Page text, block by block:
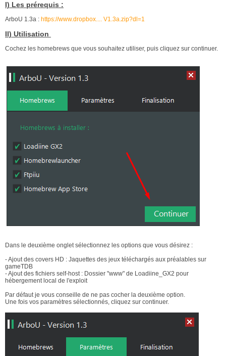
I) Les prérequis :
ArboU 1.3a : https://www.dropbox.... V1.3a.zip?dl=1
II) Utilisation
Cochez les homebrews que vous souhaitez utiliser, puis cliquez sur continuer.
Dans le deuxième onglet sélectionnez les options que vous désirez :
- Ajout des covers HD : Jaquettes des jeux téléchargés aux préalables sur
gameTDB
- Ajout des fichiers self-host : Dossier "www" de Loadiine_GX2 pour
hébergement local de l'exploit
Par défaut je vous conseille de ne pas cocher la deuxième option.
Une fois vos paramètres sélectionnés, cliquez sur continuer.